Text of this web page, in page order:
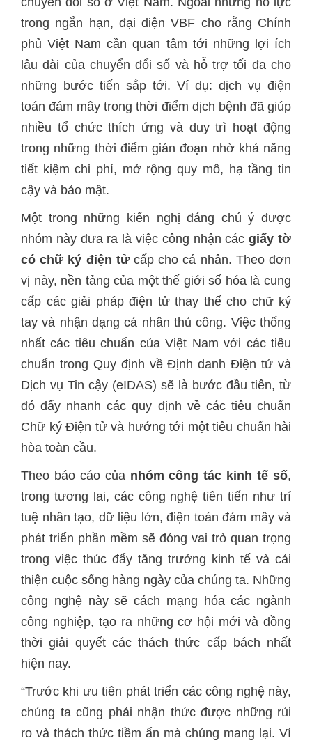
trong ngắn hạn, đại diện VBF cho rằng Chính
phủ Việt Nam cần quan tâm tới những lợi ích
lâu dài của chuyển đổi số và hỗ trợ tối đa cho
những bước tiến sắp tới. Ví dụ: dịch vụ điện
toán đám mây trong thời điểm dịch bệnh đã giúp
nhiều tổ chức thích ứng và duy trì hoạt động
trong những thời điểm gián đoạn nhờ khả năng
tiết kiệm chi phí, mở rộng quy mô, hạ tầng tin
cậy và bảo mật.
Một trong những kiến nghị đáng chú ý được
nhóm này đưa ra là việc công nhận cácgiấy tờ
có chữ ký điện tửcấp cho cá nhân. Theo đơn
vị này, nền tảng của một thế giới số hóa là cung
cấp các giải pháp điện tử thay thế cho chữ ký
tay và nhận dạng cá nhân thủ công. Việc thống
nhất các tiêu chuẩn của Việt Nam với các tiêu
chuẩn trong Quy định về Định danh Điện tử và
Dịch vụ Tin cậy (eIDAS) sẽ là bước đầu tiên, từ
đó đẩy nhanh các quy định về các tiêu chuẩn
Chữ ký Điện tử và hướng tới một tiêu chuẩn hài
hòa toàn cầu.
Theo báo cáo của nhóm công tác kinh tế số,
trong tương lai, các công nghệ tiên tiến như trí
tuệ nhân tạo, dữ liệu lớn, điện toán đám mây và
phát triển phần mềm sẽ đóng vai trò quan trọng
trong việc thúc đẩy tăng trưởng kinh tế và cải
thiện cuộc sống hàng ngày của chúng ta. Những
công nghệ này sẽ cách mạng hóa các ngành
công nghiệp, tạo ra những cơ hội mới và đồng
thời giải quyết các thách thức cấp bách nhất
hiện nay.
“Trước khi ưu tiên phát triển các công nghệ này,
chúng ta cũng phải nhận thức được những rủi
ro và thách thức tiềm ẩn mà chúng mang lại. Ví